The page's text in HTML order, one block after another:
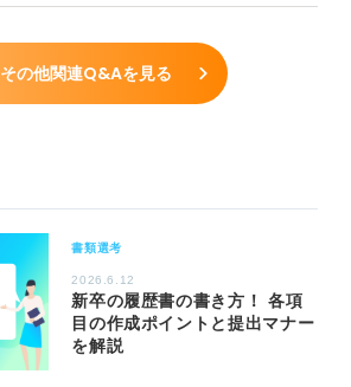
その他関連Q&Aを見る
書類選考
2026.6.12
新卒の履歴書の書き方！ 各項
目の作成ポイントと提出マナー
を解説